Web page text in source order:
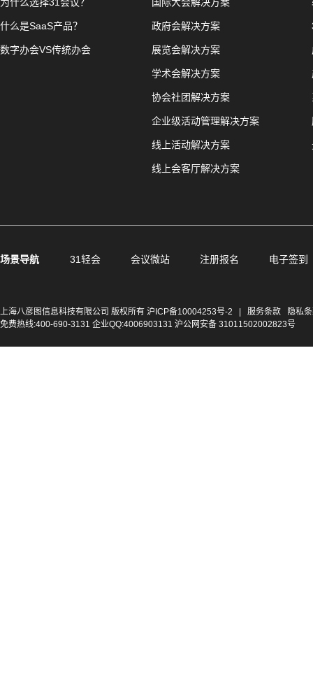
什么是SaaS产品？
数字办会VS传统办会
政府会解决方案
展览会解决方案
学术会解决方案
协会社团解决方案
企业级活动管理解决方案
线上活动解决方案
线上会客厅解决方案
场景导航 31轻会 会议微站 注册报名 电子签到
上海八彦图信息科技有限公司 版权所有 沪ICP备10004253号-2 服务条款
隐私
免费热线:400-690-3131 企业QQ:4006903131 沪公网安备 31011502002823号